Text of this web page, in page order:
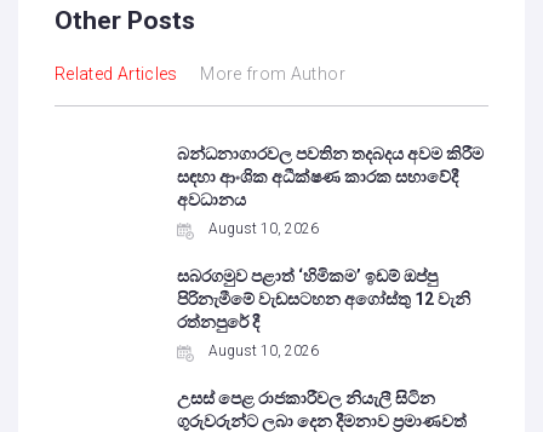
Other Posts
Related Articles More from Author
බන්ධනාගාරවල පවතින තදබදය අවම කිරීම
සඳහා ආංශික අධීක්ෂණ කාරක සභාවේදී
අවධානය
August 10, 2026
සබරගමුව පළාත් ‘හිමිකම’ ඉඩම් ඔප්පු
පිරිනැමීමේ වැඩසටහන අගෝස්තු 12 වැනි
රත්නපුරේ දී
August 10, 2026
උසස් පෙළ රාජකාරීවල නියැලී සිටින
ගුරුවරුන්ට ලබා දෙන දීමනාව ප්‍රමාණවත්